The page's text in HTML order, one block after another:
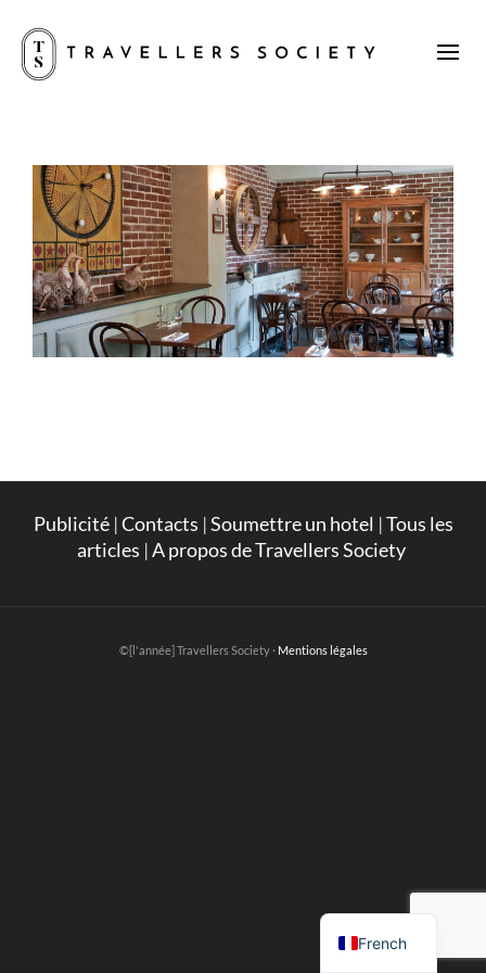
Publicité|Contacts |Soumettre un hotel |Tous les
articles |A propos de Travellers Society
©[l'année] Travellers Society · Mentions légales
French